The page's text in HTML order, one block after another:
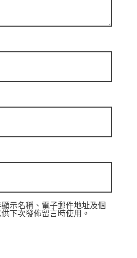
示名稱、電子郵件地址及個
下次發佈留言時使用。